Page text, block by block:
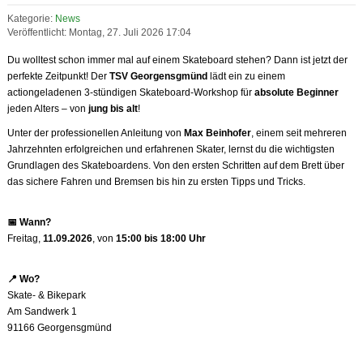
Kategorie: News
Veröffentlicht: Montag, 27. Juli 2026 17:04
Du wolltest schon immer mal auf einem Skateboard stehen? Dann ist jetzt der
perfekte Zeitpunkt! Der TSV Georgensgmündlädt ein zu einem
actiongeladenen 3-stündigen Skateboard-Workshop für absolute Beginner
jeden Alters – von jung bis alt!
Unter der professionellen Anleitung von Max Beinhofer, einem seit mehreren
Jahrzehnten erfolgreichen und erfahrenen Skater, lernst du die wichtigsten
Grundlagen des Skateboardens. Von den ersten Schritten auf dem Brett über
das sichere Fahren und Bremsen bis hin zu ersten Tipps und Tricks.
📅 Wann?
Freitag, 11.09.2026, von 15:00 bis 18:00 Uhr
📍 Wo?
Skate- & Bikepark
Am Sandwerk 1
91166 Georgensgmünd